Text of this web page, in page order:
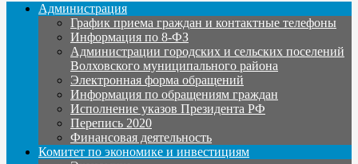
Администрация
График приема граждан и контактные телефоны
Информация по 8-ФЗ
Администрации городских и сельских поселений
Волховского муниципального района
Электронная форма обращений
Информация по обращениям граждан
Исполнение указов Президента РФ
Перепись 2020
Финансовая деятельность
Комитет по экономике и инвестициям